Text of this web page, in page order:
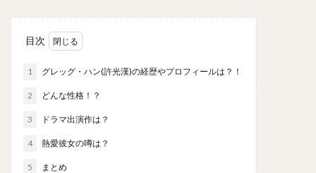
目次
1 グレッグ・ハン(許光漢)の経歴やプロフィールは？！
2 どんな性格！？
3 ドラマ出演作は？
4 熱愛彼女の噂は？
5 まとめ